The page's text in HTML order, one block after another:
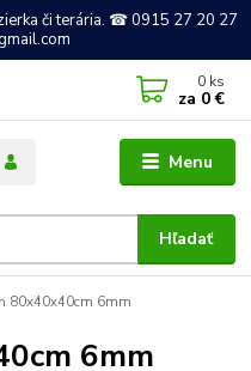
či terária. ☎ 0915 27 20 27
Menu
Hľadať
0 ks
za 0 €
80x40x40cm 6mm
6mm